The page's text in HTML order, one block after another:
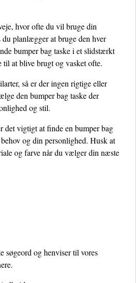
hvor ofte du vil bruge din
planlægger at bruge den hver
bumper bag taske i et slidstærkt
til at blive brugt og vasket ofte.
så er der ingen rigtige eller
den bumper bag taske der
og stil.
det vigtigt at finde en bumper bag
og din personlighed. Husk at
og farve når du vælger din næste
søgeord og henviser til vores